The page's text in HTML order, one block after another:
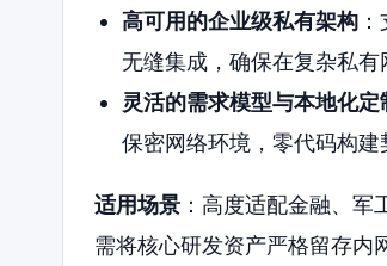
高可用的企业级私有架构：
无缝集成，确保在复杂私有
灵活的需求模型与本地化定
保密网络环境，零代码构建
适用场景 ：高度适配金融、军
需将核心研发资产严格留存内